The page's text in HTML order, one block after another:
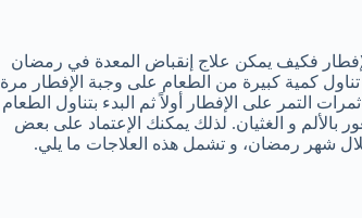
فكيف يمكن علاج إنقباض المعدة في رمضان
كمية كبيرة من الطعام على وجبة الإفطار مرة
التمر على الإفطار أولاً ثم البدء بتناول الطعام
و الغثيان. لذلك يمكنك الإعتماد على بعض
شهر رمضان، و تشمل هذه العلاجات ما يلي.